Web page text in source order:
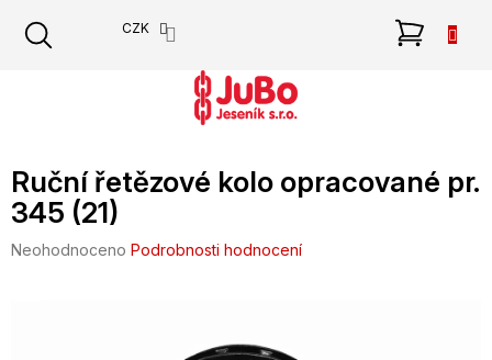
obsah
CZK
Ruční řetězové kolo opracované pr.
345 (21)
Průměrné
Neohodnoceno Podrobnosti hodnocení